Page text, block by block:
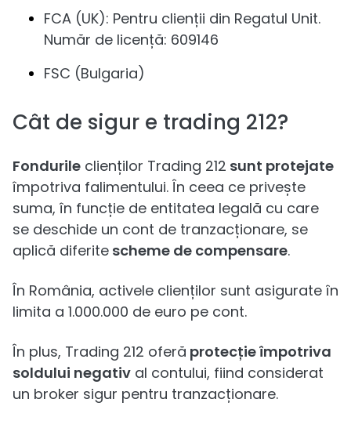
FCA (UK): Pentru clienții din Regatul Unit.
Număr de licență: 609146
FSC (Bulgaria)
Cât de sigur e trading 212?
Fondurile clienților Trading 212 sunt protejate
împotriva falimentului. În ceea ce privește
suma, în funcție de entitatea legală cu care
se deschide un cont de tranzacționare, se
aplică diferite scheme de compensare.
În România, activele clienților sunt asigurate în
limita a 1.000.000 de euro pe cont.
În plus, Trading 212 oferă protecție împotriva
soldului negativ al contului, fiind considerat
un broker sigur pentru tranzacționare.